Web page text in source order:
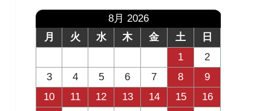
8月 2026
月
火 水 木 金 土
日
1
2
3
4 5 6 7 8
9
10
11 12 13 14 15
16